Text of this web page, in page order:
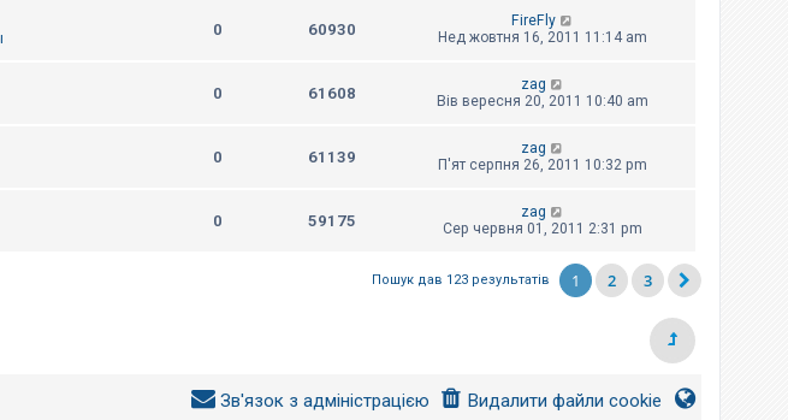
0 60930
FireFly
Нед жовтня 16, 2011 11:14 am
0 61608
zag
Вів вересня 20, 2011 10:40 am
0 61139
zag
П'ят серпня 26, 2011 10:32 pm
0 59175
zag
Сер червня 01, 2011 2:31 pm
Пошук дав 123 результатів 1 2 3
Видалити файли cookie
Зв'язок з адміністрацією